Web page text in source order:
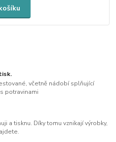
včetně nádobí splňující
potravinami
a tisknu. Díky tomu vznikají výrobky,